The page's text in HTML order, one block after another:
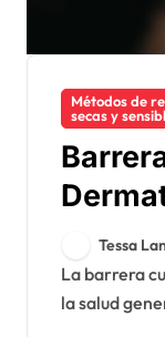
Métodos de
secas y
Tessa
La barrera cutánea es esencial para mantener
la salud